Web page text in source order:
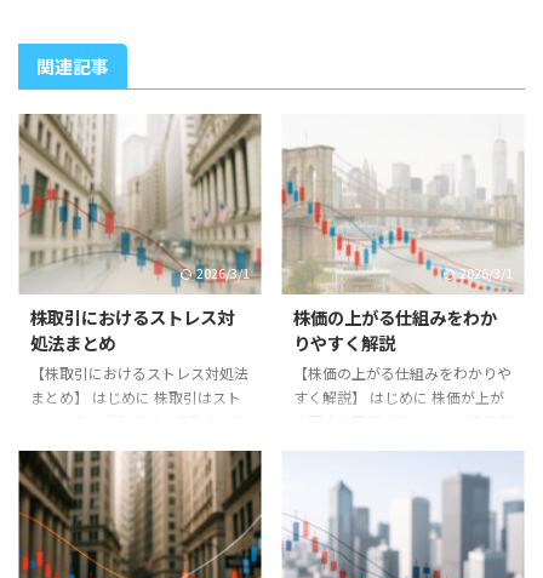
関連記事
2026/3/1
株取引におけるストレス対
処法まとめ
【株取引におけるストレス対処法
まとめ】 はじめに 株取引はスト
的な負担を感じる投資家は少なく
ありません。本記事では株取引に
おけるストレス対処法をまとめま
す。 対処法 1. **ポジション管理
**：無理のない資金配分で取引す
2026/3/1
株価の上がる仕組みをわか
りやすく解説
【株価の上がる仕組みをわかりや
すく解説】 はじめに 株価が上が
ではなく、その背景を知ることで
冷静に投資判断を下せるようにな
ります。 需要と供給 株価は基本
的に需要と供給のバランスで決ま
ります。買いたい人が多ければ株